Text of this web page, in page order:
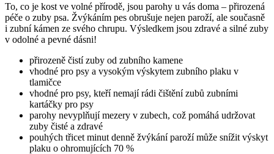
To, co je kost ve volné přírodě, jsou parohy u vás doma – přirozená
péče o zuby psa. Žvýkáním pes obrušuje nejen paroží, ale současně
i zubní kámen ze svého chrupu. Výsledkem jsou zdravé a silné zuby
v odolné a pevné dásni!
přirozeně čistí zuby od zubního kamene
vhodné pro psy a vysokým výskytem zubního plaku v
tlamičce
vhodné pro psy, kteří nemají rádi čištění zubů zubními
kartáčky pro psy
parohy nevyplňují mezery v zubech, což pomáhá udržovat
zuby čisté a zdravé
pouhých třicet minut denně žvýkání paroží může snížit výskyt
plaku o ohromujících 70 %